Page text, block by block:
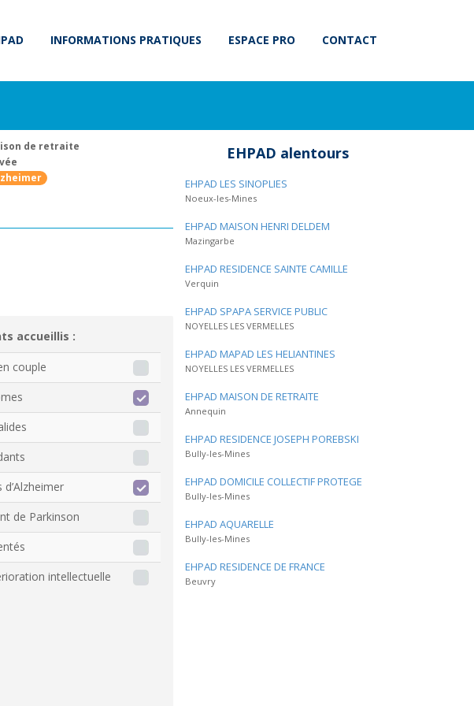
INFORMATIONS PRATIQUES ESPACE PRO CONTACT
de retraite
accueillis :
couple
de Parkinson
intellectuelle
EHPAD alentours
EHPAD LES SINOPLIES
Noeux-les-Mines
EHPAD MAISON HENRI DELDEM
Mazingarbe
EHPAD RESIDENCE SAINTE CAMILLE
Verquin
EHPAD SPAPA SERVICE PUBLIC
NOYELLES LES VERMELLES
EHPAD MAPAD LES HELIANTINES
NOYELLES LES VERMELLES
EHPAD MAISON DE RETRAITE
Annequin
EHPAD RESIDENCE JOSEPH POREBSKI
Bully-les-Mines
EHPAD DOMICILE COLLECTIF PROTEGE
Bully-les-Mines
EHPAD AQUARELLE
Bully-les-Mines
EHPAD RESIDENCE DE FRANCE
Beuvry